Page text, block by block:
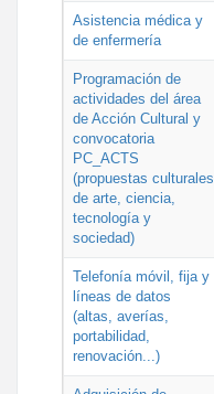
Asistencia médica y
de enfermería
Programación de
actividades del área
de Acción Cultural y
convocatoria
PC_ACTS
(propuestas culturales
de arte, ciencia,
tecnología y
sociedad)
Telefonía móvil, fija y
líneas de datos
(altas, averías,
portabilidad,
renovación...)